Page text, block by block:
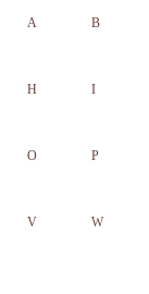
A B
H I
O P
V W